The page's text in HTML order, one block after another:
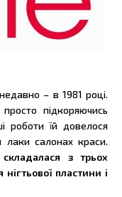
– в 1981 році.
підкоряючись
роботи їй довелося
лаки салонах краси.
з трьох
пластини і